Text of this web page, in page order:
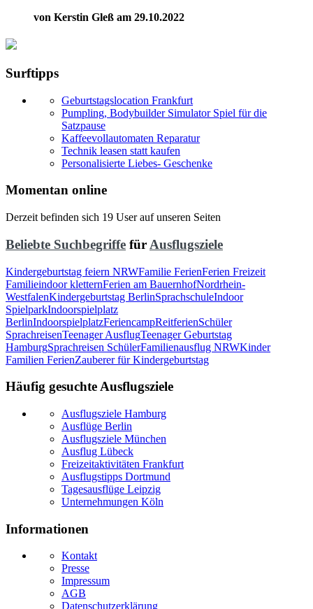
von Kerstin Gleß am 29.10.2022
Surftipps
Geburtstagslocation Frankfurt
Pumpling, Bodybuilder Simulator Spiel für die
Satzpause
Kaffeevollautomaten Reparatur
Technik leasen statt kaufen
Personalisierte Liebes- Geschenke
Momentan online
Derzeit befinden sich 19 User auf unseren Seiten
Beliebte Suchbegriffe für Ausflugsziele
Kindergeburtstag feiern NRWFamilie FerienFerien Freizeit
Familieindoor kletternFerien am BauernhofNordrhein-
WestfalenKindergeburtstag BerlinSprachschuleIndoor
SpielparkIndoorspielplatz
BerlinIndoorspielplatzFeriencampReitferienSchüler
SprachreisenTeenager AusflugTeenager Geburtstag
HamburgSprachreisen SchülerFamilienausflug NRWKinder
Familien FerienZauberer für Kindergeburtstag
Häufig gesuchte Ausflugsziele
Ausflugsziele Hamburg
Ausflüge Berlin
Ausflugsziele München
Ausflug Lübeck
Freizeitaktivitäten Frankfurt
Ausflugstipps Dortmund
Tagesausflüge Leipzig
Unternehmungen Köln
Informationen
Kontakt
Presse
Impressum
AGB
Datenschutzerklärung